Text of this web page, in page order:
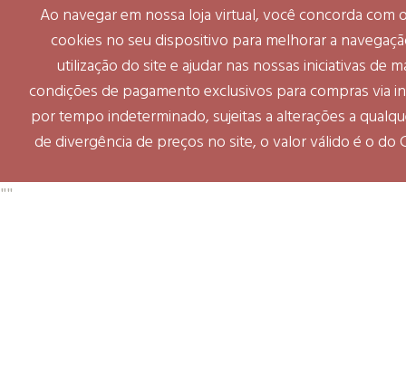
Ao navegar em nossa loja virtual, você concorda com
cookies no seu dispositivo para melhorar a
utilização do site e ajudar nas nossas iniciativas de
condições de pagamento exclusivos para compras via
por tempo indeterminado, sujeitas a alterações a
de divergência de preços no site, o valor válido é o do
""